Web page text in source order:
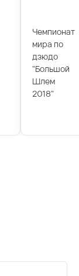
Чемпионат
мира по
дзюдо
"Большой
Шлем
2018"